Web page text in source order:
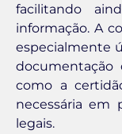
facilitando
informação. A
especialmente
documentação
como a
necessária em
legais.